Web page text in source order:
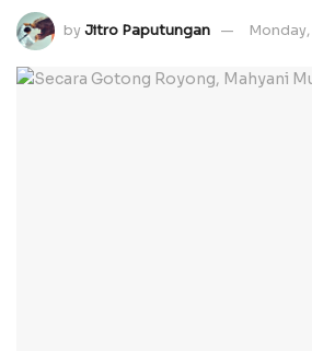
byJitro Paputungan